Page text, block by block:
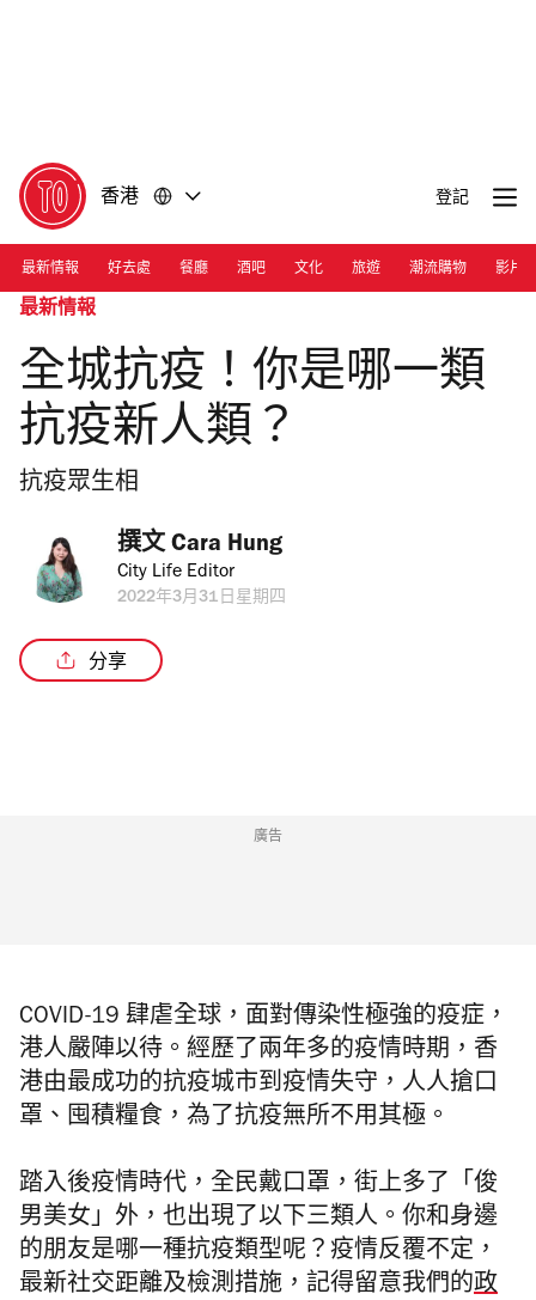
香港 登記
最新情報 好去處 餐廳 酒吧 文化 旅遊 潮流購物 影片
最新情報
全城抗疫！你是哪一類
抗疫新人類？
抗疫眾生相
撰文 Cara Hung
City Life Editor
2022年3月31日星期四
分享
廣告
COVID-19 肆虐全球，面對傳染性極強的疫症，
港人嚴陣以待。經歷了兩年多的疫情時期，香
港由最成功的抗疫城市到疫情失守，人人搶口
罩、囤積糧食，為了抗疫無所不用其極。
踏入後疫情時代，全民戴口罩，街上多了「俊
男美女」外，也出現了以下三類人。你和身邊
的朋友是哪一種抗疫類型呢？疫情反覆不定，
最新社交距離及檢測措施，記得留意我們的政